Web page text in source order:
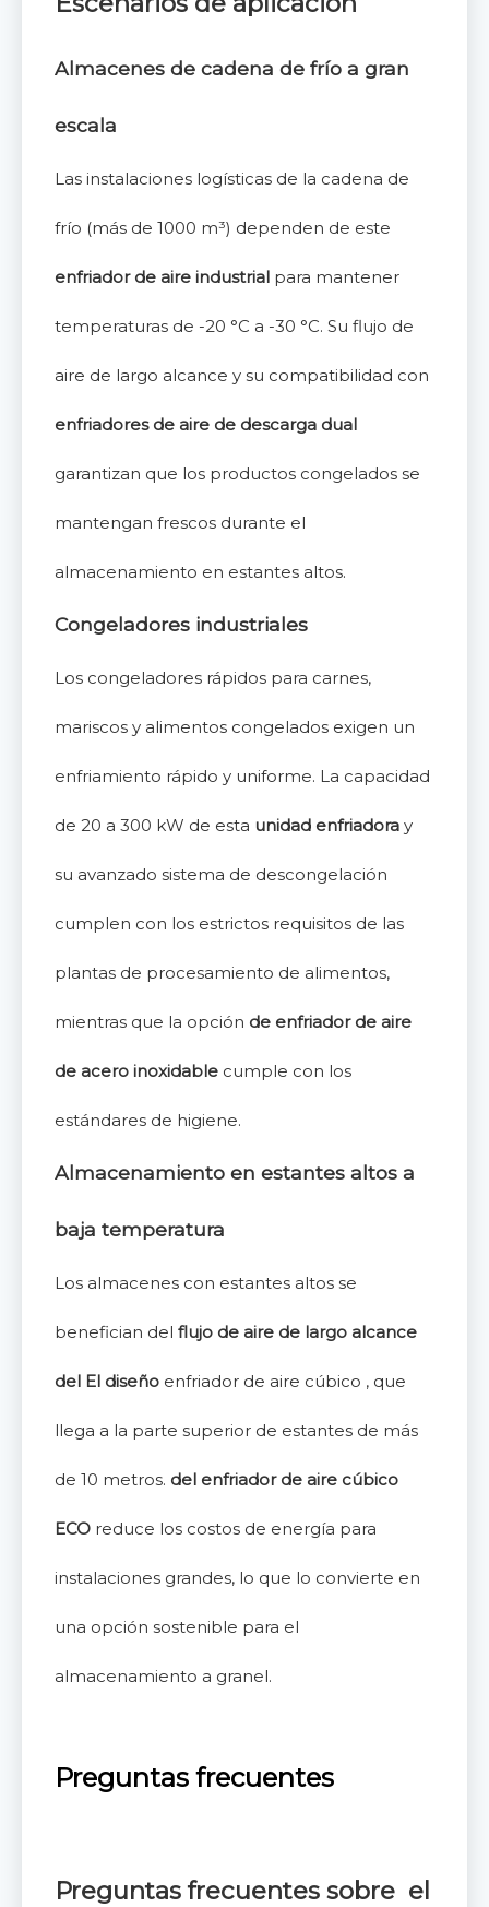
Almacenes de cadena de frío a gran
escala
Las instalaciones logísticas de la cadena de
frío (más de 1000 m³) dependen de este
enfriador de aire industrial para mantener
temperaturas de -20 °C a -30 °C. Su flujo de
aire de largo alcance y su compatibilidad con
enfriadores de aire de descarga dual
garantizan que los productos congelados se
mantengan frescos durante el
almacenamiento en estantes altos.
Congeladores industriales
Los congeladores rápidos para carnes,
mariscos y alimentos congelados exigen un
enfriamiento rápido y uniforme. La capacidad
de 20 a 300 kW de esta unidad enfriadora y
su avanzado sistema de descongelación
cumplen con los estrictos requisitos de las
plantas de procesamiento de alimentos,
mientras que la opción de enfriador de aire
de acero inoxidable cumple con los
estándares de higiene.
Almacenamiento en estantes altos a
baja temperatura
Los almacenes con estantes altos se
benefician del flujo de aire de largo alcance
del El diseño enfriador de aire cúbico , que
llega a la parte superior de estantes de más
de 10 metros. del enfriador de aire cúbico
ECO reduce los costos de energía para
instalaciones grandes, lo que lo convierte en
una opción sostenible para el
almacenamiento a granel.
Preguntas frecuentes
Preguntas frecuentes sobre el